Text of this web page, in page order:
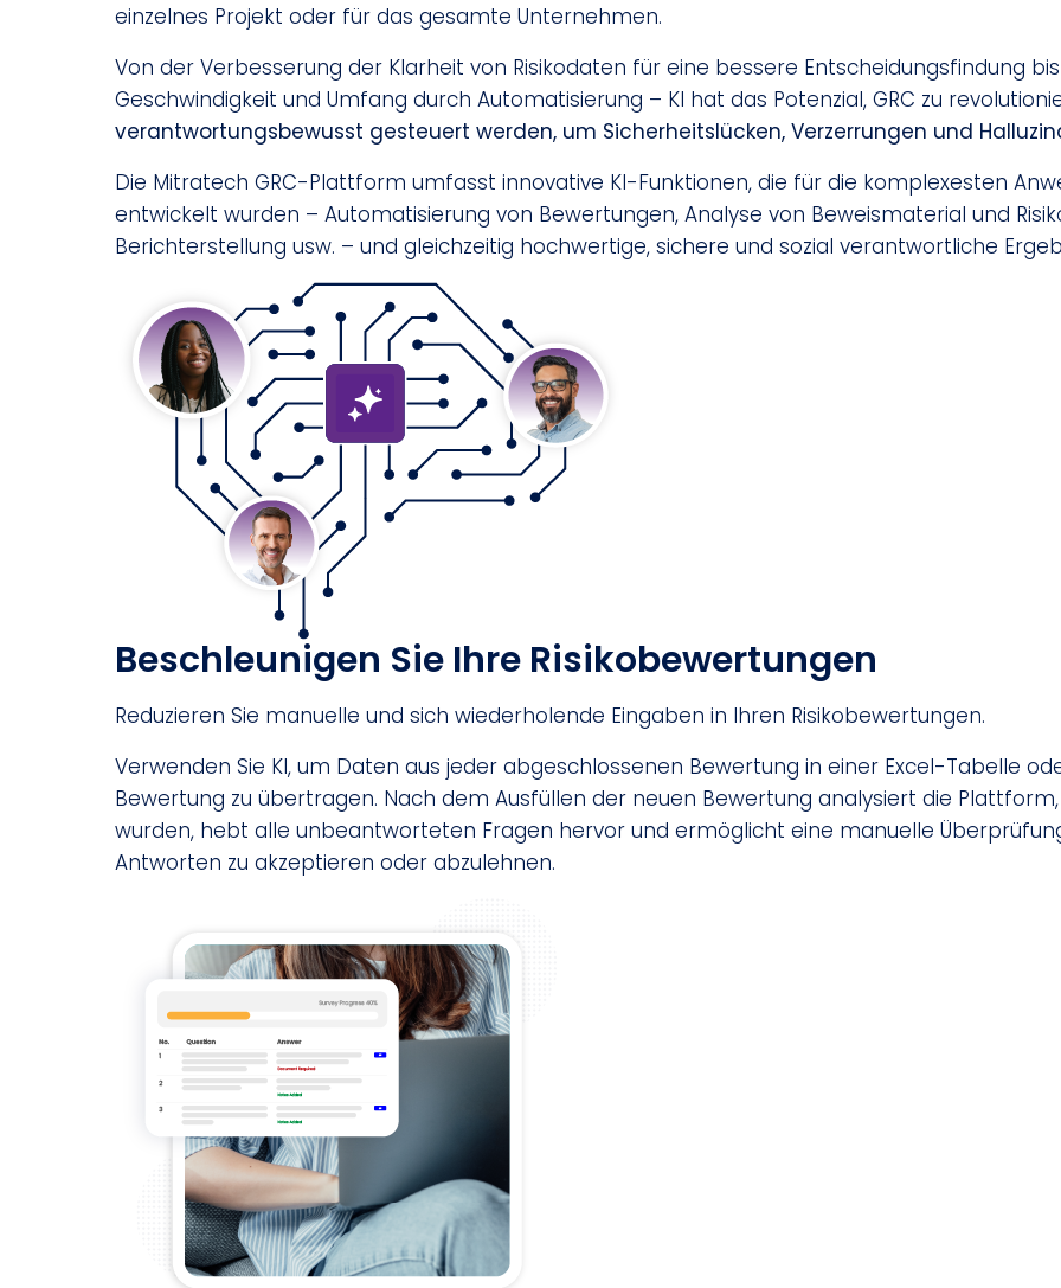
einzelnes Projekt oder für das gesamte Unternehmen.
Von der Verbesserung der Klarheit von Risikodaten für eine bessere Entscheidungsfindung
Geschwindigkeit und Umfang durch Automatisierung – KI hat das Potenzial, GRC zu
verantwortungsbewusst gesteuert werden, um Sicherheitslücken, Verzerrungen und
Die Mitratech GRC-Plattform umfasst innovative KI-Funktionen, die für die komplexesten
entwickelt wurden – Automatisierung von Bewertungen, Analyse von Beweismaterial und
Berichterstellung usw. – und gleichzeitig hochwertige, sichere und sozial verantwortliche
Beschleunigen Sie Ihre Risikobewertungen
Reduzieren Sie manuelle und sich wiederholende Eingaben in Ihren Risikobewertungen.
Verwenden Sie KI, um Daten aus jeder abgeschlossenen Bewertung in einer Excel-Tabelle
Bewertung zu übertragen. Nach dem Ausfüllen der neuen Bewertung analysiert die
wurden, hebt alle unbeantworteten Fragen hervor und ermöglicht eine manuelle
Antworten zu akzeptieren oder abzulehnen.